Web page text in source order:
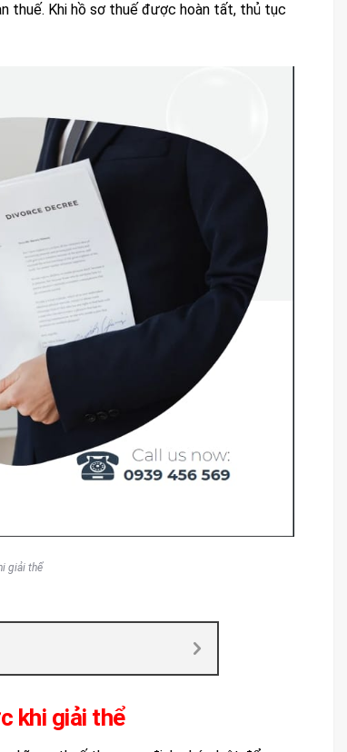
thuế. Khi hồ sơ thuế được hoàn tất, thủ tục
giải thể
khi giải thể